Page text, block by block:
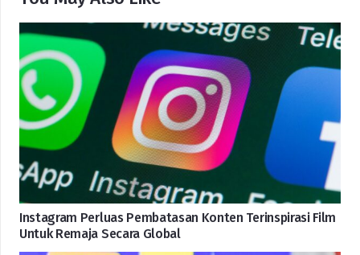
Instagram Perluas Pembatasan Konten Terinspirasi Film
Untuk Remaja Secara Global